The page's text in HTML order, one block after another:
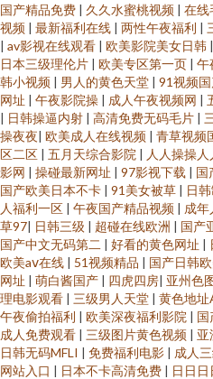
国产精品免费 | 久久水蜜桃视频 | 在线
视频 | 最新福利在线 | 两性午夜福利 |
| av影视在线观看 | 欧美影院美女日韩 |
日本三级理伦片 | 欧美专区第一页 | 午
韩小视频 | 男人的黄色天堂 | 91视频
网址 | 午夜影院操 | 成人午夜视频网 |
| 日韩操逼内射 | 高清免费无码毛片 |
操夜夜| 欧美成人在线视频 | 青草视频
区二区 | 五月天综合影院 | 人人操操
影网 | 操碰最新网址 | 97影视下载 | 国
国产欧美日本不卡 | 91美女被草 | 日
人福利一区 | 午夜国产精品视频 | 成年
草97| 日韩三级 | 超碰在线欧洲 | 国产
国产中文无码第二 | 好看的黄色网址 |
欧美aⅴ在线 | 51视频精品 | 国产日韩
网址 | 萌白酱国产 | 四虎四房| 亚州色
理电影观看 | 三级男人天堂 | 黄色地址
午夜偷拍福利 | 欧美深夜福利影院 | 国
成人免费观看 | 三级图片黄色视频 | 亚
日韩无码MFLI | 免费福利电影 | 成人
网站入口 | 日本不卡高清免费 | 日日